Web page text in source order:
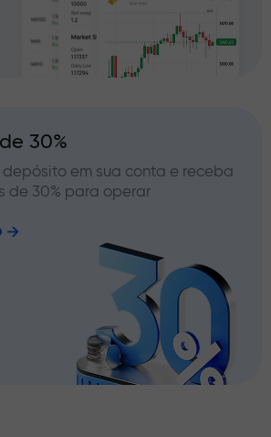
30%
depósito em sua conta e receba
de 30% para operar